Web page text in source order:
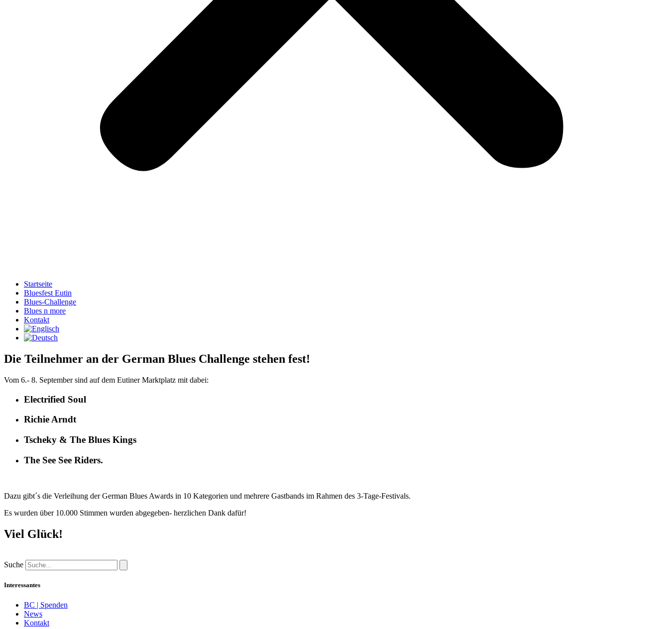
Startseite
Bluesfest Eutin
Blues-Challenge
Blues n more
Kontakt
Die Teilnehmer an der German Blues Challenge stehen fest!
Vom 6.- 8. September sind auf dem Eutiner Marktplatz mit dabei:
Electrified Soul
Richie Arndt
Tscheky & The Blues Kings
The See See Riders.
Dazu gibt´s die Verleihung der German Blues Awards in 10 Kategorien und mehrere Gastbands im Rahmen des 3-Tage-Festivals.
Es wurden über 10.000 Stimmen wurden abgegeben- herzlichen Dank dafür!
Viel Glück!
Suche
Interessantes
BC | Spenden
News
Kontakt